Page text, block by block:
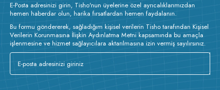
E-Posta adresinizi girin, Tisho'nun üyelerine özel ayrıcalıklarımızdan
hemen haberdar olun, harika fırsatlardan hemen faydalanın.
Bu formu göndererek, sağladığım kişisel verilerin Tisho tarafından Kişisel
Verilerin Korunmasına İlişkin Aydınlatma Metni kapsamında bu amaçla
işlenmesine ve hizmet sağlayıcılara aktarılmasına izin vermiş sayılırsınız.